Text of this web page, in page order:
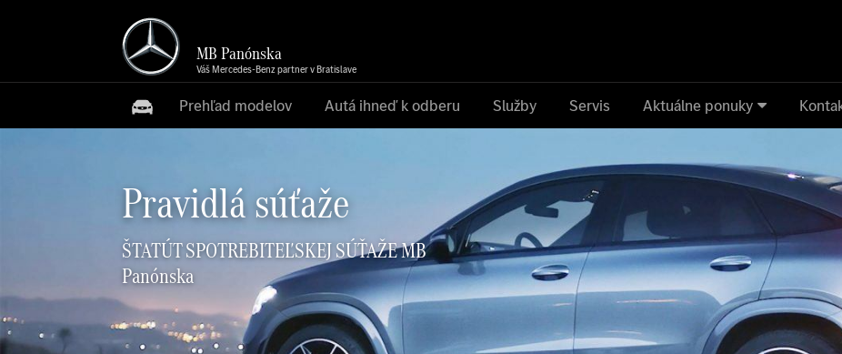
MB Panónska
Váš Mercedes-Benz partner v Bratislave
Prehľad modelov Autá ihneď k odberu Služby Servis Aktuálne ponuky
Pravidlá súťaže
ŠTATÚT SPOTREBITEĽSKEJ SÚŤAŽE MB
Panónska